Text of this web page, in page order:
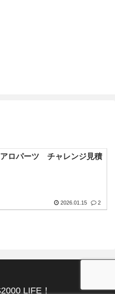
アロパーツ チャレンジ見積
2026.01.15 2
LIFE！